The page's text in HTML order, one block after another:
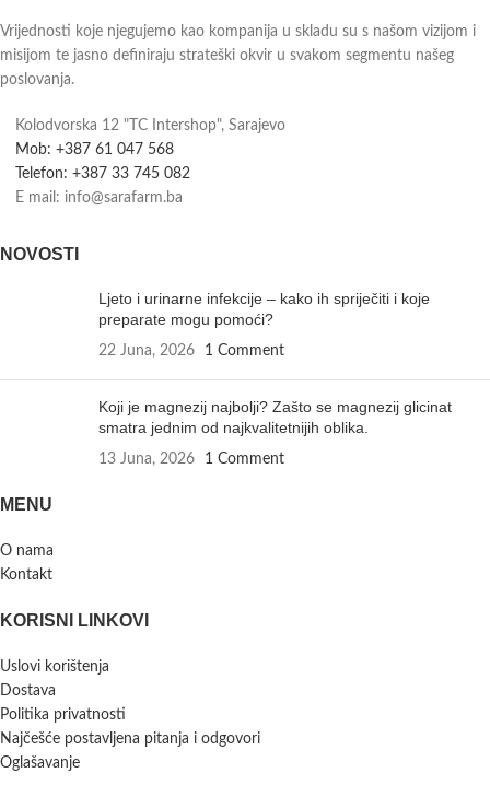
Vrijednosti koje njegujemo kao kompanija u skladu su s našom vizijom i
misijom te jasno definiraju strateški okvir u svakom segmentu našeg
poslovanja.
Kolodvorska 12 "TC Intershop", Sarajevo
Mob: +387 61 047 568
Telefon: +387 33 745 082
E mail: info@sarafarm.ba
NOVOSTI
Ljeto i urinarne infekcije – kako ih spriječiti i koje
preparate mogu pomoći?
22 Juna, 2026 1 Comment
Koji je magnezij najbolji? Zašto se magnezij glicinat
smatra jednim od najkvalitetnijih oblika.
13 Juna, 2026 1 Comment
MENU
O nama
Kontakt
KORISNI LINKOVI
Uslovi korištenja
Dostava
Politika privatnosti
Najčešće postavljena pitanja i odgovori
Oglašavanje